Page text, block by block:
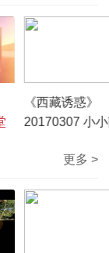
《西藏诱惑》
20170307 小
更多 >